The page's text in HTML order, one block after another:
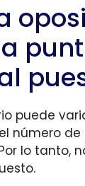
puede
número de
lo tanto,